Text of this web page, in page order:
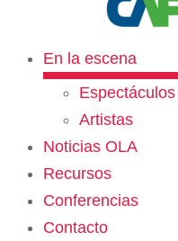
En la escena
Espectáculos
Artistas
Noticias OLA
Recursos
Conferencias
Contacto